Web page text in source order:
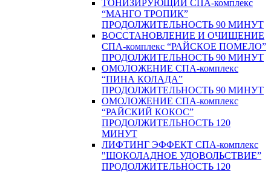
ТОНИЗИРУЮЩИЙ СПА-комплекс
“МАНГО ТРОПИК”
ПРОДОЛЖИТЕЛЬНОСТЬ 90 МИНУТ
ВОССТАНОВЛЕНИЕ И ОЧИЩЕНИЕ
СПА-комплекс “РАЙСКОЕ ПОМЕЛО”
ПРОДОЛЖИТЕЛЬНОСТЬ 90 МИНУТ
ОМОЛОЖЕНИЕ СПА-комплекс
“ПИНА КОЛАДА”
ПРОДОЛЖИТЕЛЬНОСТЬ 90 МИНУТ
ОМОЛОЖЕНИЕ СПА-комплекс
“РАЙСКИЙ КОКОС”
ПРОДОЛЖИТЕЛЬНОСТЬ 120
МИНУТ
ЛИФТИНГ ЭФФЕКТ СПА-комплекс
"ШОКОЛАДНОЕ УДОВОЛЬСТВИЕ”
ПРОДОЛЖИТЕЛЬНОСТЬ 120